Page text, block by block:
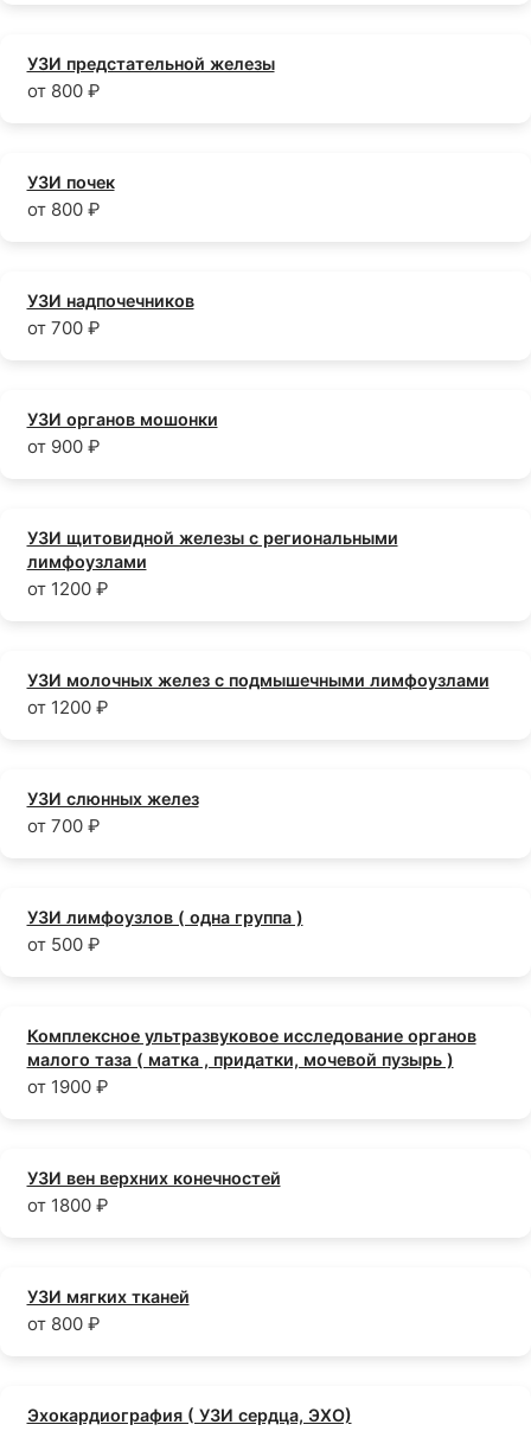
УЗИ предстательной железы
от 800 ₽
УЗИ почек
от 800 ₽
УЗИ надпочечников
от 700 ₽
УЗИ органов мошонки
от 900 ₽
УЗИ щитовидной железы с региональными
лимфоузлами
от 1200 ₽
УЗИ молочных желез с подмышечными лимфоузлами
от 1200 ₽
УЗИ слюнных желез
от 700 ₽
УЗИ лимфоузлов ( одна группа )
от 500 ₽
Комплексное ультразвуковое исследование органов
малого таза ( матка , придатки, мочевой пузырь )
от 1900 ₽
УЗИ вен верхних конечностей
от 1800 ₽
УЗИ мягких тканей
от 800 ₽
Эхокардиография ( УЗИ сердца, ЭХО)